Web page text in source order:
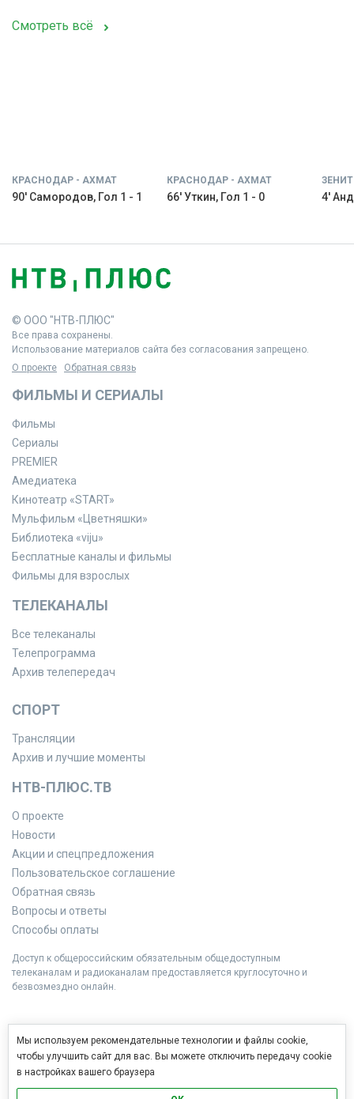
Смотреть всё
КРАСНОДАР - АХМАТ
90' Самородов, Гол 1 - 1
КРАСНОДАР - АХМАТ
66' Уткин, Гол 1 - 0 4'
© ООО "НТВ-ПЛЮС"
Все права сохранены.
Использование материалов сайта без согласования запрещено.
О проекте
Обратная связь
ФИЛЬМЫ И СЕРИАЛЫ
Фильмы
Сериалы
PREMIER
Амедиатека
Кинотеатр «START»
Мульфильм «Цветняшки»
Библиотека «viju»
Бесплатные каналы и фильмы
Фильмы для взрослых
ТЕЛЕКАНАЛЫ
Все телеканалы
Телепрограмма
Архив телепередач
СПОРТ
Трансляции
Архив и лучшие моменты
НТВ-ПЛЮС.ТВ
О проекте
Новости
Акции и спецпредложения
Пользовательское соглашение
Обратная связь
Вопросы и ответы
Способы оплаты
Доступ к общероссийским обязательным общедоступным
телеканалам и радиоканалам предоставляется круглосуточно и
безвозмездно онлайн.
Мы используем рекомендательные технологии и файлы cookie,
чтобы улучшить сайт для вас. Вы можете отключить передачу cookie
в настройках вашего браузера